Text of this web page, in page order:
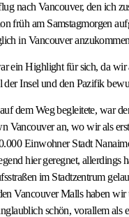
nach Vancouver, den ich
früh am Samstagmorgen
in Vancouver
ein Highlight für sich, da wir
Insel und den Pazifik
dem Weg begleitete, war
Vancouver an, wo wir als
Einwohner Stadt
hier geregnet, allerdings
im Stadtzentrum
Vancouver Malls haben wir
schön, vorallem